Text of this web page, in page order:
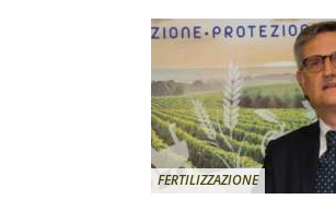
FERTILIZZAZIONE